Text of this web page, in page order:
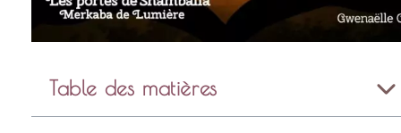
Table des matières